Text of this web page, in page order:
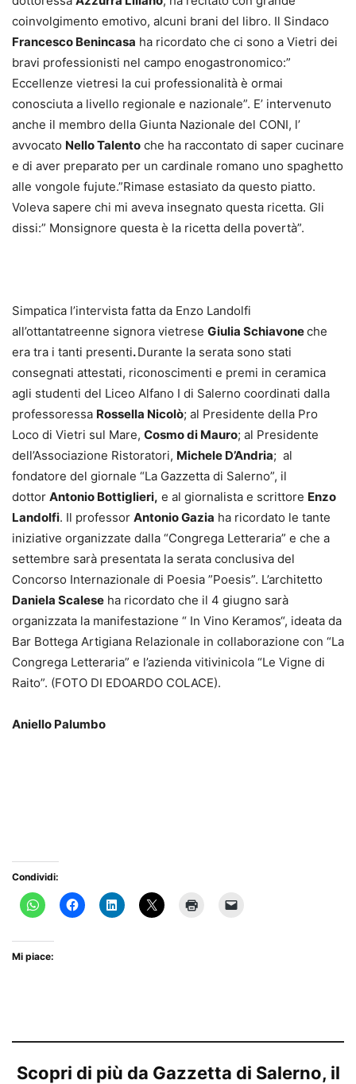
coinvolgimento emotivo, alcuni brani del libro. Il Sindaco
Francesco Benincasa ha ricordato che ci sono a Vietri dei
bravi professionisti nel campo enogastronomico:”
Eccellenze vietresi la cui professionalità è ormai
conosciuta a livello regionale e nazionale”. E’ intervenuto
anche il membro della Giunta Nazionale del CONI, l’
avvocato Nello Talento che ha raccontato di saper cucinare
e di aver preparato per un cardinale romano uno spaghetto
alle vongole fujute.”Rimase estasiato da questo piatto.
Voleva sapere chi mi aveva insegnato questa ricetta. Gli
dissi:” Monsignore questa è la ricetta della povertà”.
Simpatica l’intervista fatta da Enzo Landolfi
all’ottantatreenne signora vietrese Giulia Schiavoneche
era tra i tanti presenti.Durante la serata sono stati
consegnati attestati, riconoscimenti e premi in ceramica
agli studenti del Liceo Alfano I di Salerno coordinati dalla
professoressa Rossella Nicolò; al Presidente della Pro
Loco di Vietri sul Mare, Cosmo di Mauro; al Presidente
dell’Associazione Ristoratori, Michele D’Andria; al
fondatore del giornale “La Gazzetta di Salerno”, il
dottor Antonio Bottiglieri, e al giornalista e scrittore Enzo
Landolfi. Il professor Antonio Gazia ha ricordato le tante
iniziative organizzate dalla “Congrega Letteraria” e che a
settembre sarà presentata la serata conclusiva del
Concorso Internazionale di Poesia ”Poesis”. L’architetto
Daniela Scalese ha ricordato che il 4 giugno sarà
organizzata la manifestazione “ In Vino Keramos“, ideata da
Bar Bottega Artigiana Relazionale in collaborazione con “La
Congrega Letteraria” e l’azienda vitivinicola “Le Vigne di
Raito”. (FOTO DI EDOARDO COLACE).
Aniello Palumbo
Condividi:
Mi piace:
Scopri di più da Gazzetta di Salerno, il